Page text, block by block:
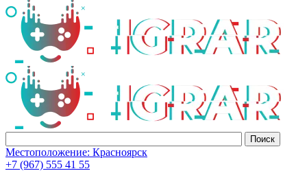
Местоположение: Красноярск
+7 (967) 555 41 55